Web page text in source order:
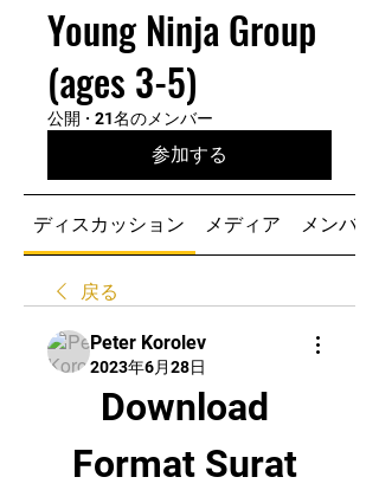
Young Ninja Group
(ages 3-5)
公開 · 21名のメンバー
参加する
ディスカッション メディア メンバー
戻る
Peter Korolev
2023年6月28日
Download
Format Surat